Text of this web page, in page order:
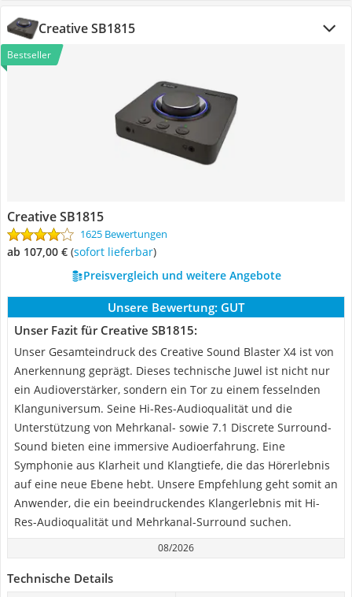
Creative SB1815
Bestseller
Creative SB1815
1625 Bewertungen
ab 107,00 € ( Sofort lieferbar)
Preisvergleich und weitere Angebote
Unsere Bewertung: GUT
Unser Fazit für Creative SB1815:
Unser Gesamteindruck des Creative Sound Blaster X4 ist von
Anerkennung geprägt. Dieses technische Juwel ist nicht nur
ein Audioverstärker, sondern ein Tor zu einem fesselnden
Klanguniversum. Seine Hi-Res-Audioqualität und die
Unterstützung von Mehrkanal- sowie 7.1 Discrete Surround-
Sound bieten eine immersive Audioerfahrung. Eine
Symphonie aus Klarheit und Klangtiefe, die das Hörerlebnis
auf eine neue Ebene hebt. Unsere Empfehlung geht somit an
Anwender, die ein beeindruckendes Klangerlebnis mit Hi-
Res-Audioqualität und Mehrkanal-Surround suchen.
08/2026
Technische Details